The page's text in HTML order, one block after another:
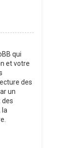
qui
et votre
des
un
des
la